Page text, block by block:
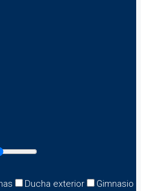
Ducha exterior
Gimnasio